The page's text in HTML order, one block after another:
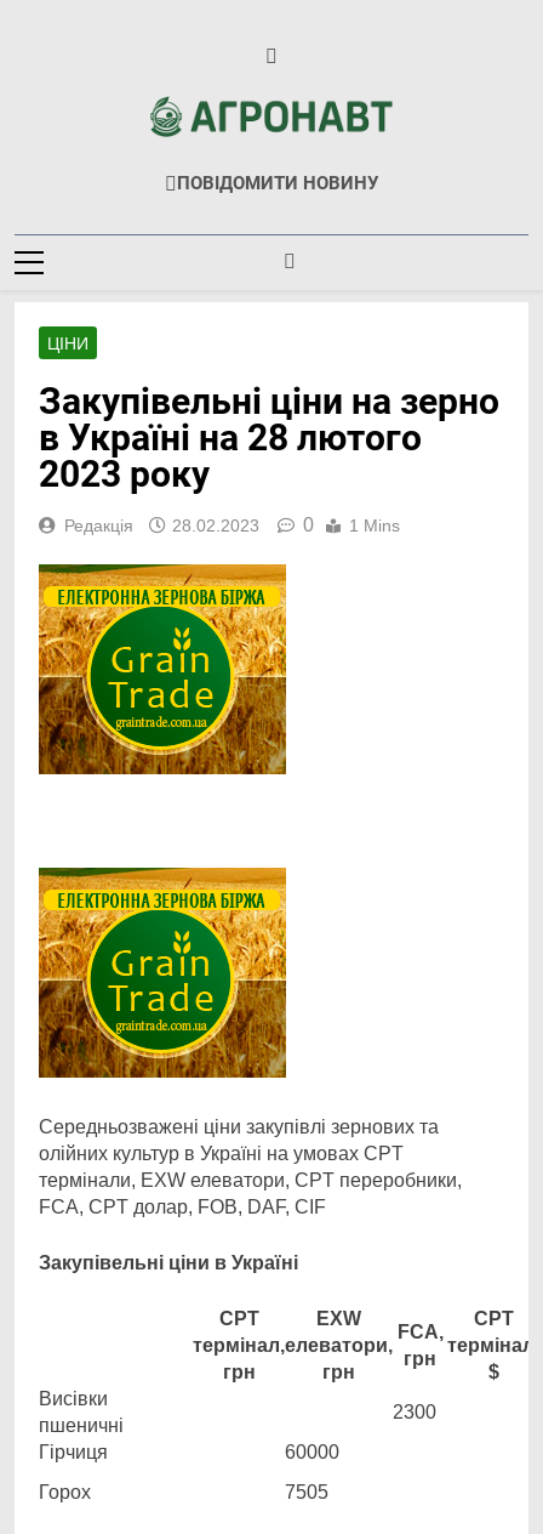
Агронавт
Новини Українського Агробізнесу
ПОВІДОМИТИ НОВИНУ
ЦІНИ
Закупівельні ціни на зерно
в Україні на 28 лютого
2023 року
Редакція 28.02.2023 0 1 Mins
Link
Середньозважені ціни закупівлі зернових та
олійних культур в Україні на умовах CPT
термінали, EXW елеватори, CPT переробники,
FCA, CPT долар, FOB, DAF, CIF
Закупівельні ціни в Україні
CPT
термінал,
грн
EXW
елеватори,
грн
FCA,
грн
CPT
термінал,
$
Висівки
пшеничні
2300
Гірчиця
60000
Горох
7505